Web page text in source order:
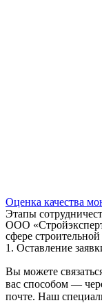
Оценка качества
Этапы
ООО
сфере
1. Оставление
Вы можете
вас способом —
почте. Наш